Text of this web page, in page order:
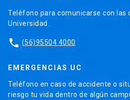
Teléfono para comunicarse con las
Universidad.
phone (56)95504 4000
EMERGENCIAS UC
Teléfono en caso de accidente o
riesgo tu vida dentro de algún